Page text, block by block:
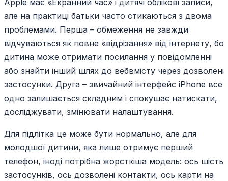
Apple має «Екранний час» і дитячі облікові записи,
але на практиці батьки часто стикаються з двома
проблемами. Перша – обмеження не завжди
відчуваються як повне «відрізання» від інтернету, бо
дитина може отримати посилання у повідомленні
або знайти інший шлях до вебвмісту через дозволені
застосунки. Друга – звичайний інтерфейс iPhone все
одно залишається складним і спокушає натискати,
досліджувати, змінювати налаштування.
Для підлітка це може бути нормально, але для
молодшої дитини, яка лише отримує перший
телефон, іноді потрібна жорсткіша модель: ось шість
застосунків, ось дозволені контакти, ось карти на